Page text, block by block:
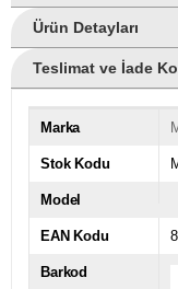
Ürün Detayları
Teslimat ve İade
Marka
Stok Kodu
Model
EAN Kodu
Barkod